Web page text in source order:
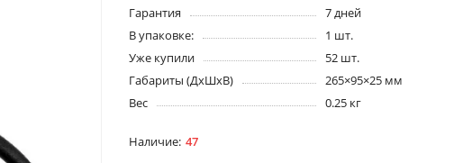
Гарантия
7 дней
В упаковке:
1 шт.
Уже купили
52 шт.
Габариты (ДхШхВ)
265×95×25 мм
Вес
0.25 кг
47